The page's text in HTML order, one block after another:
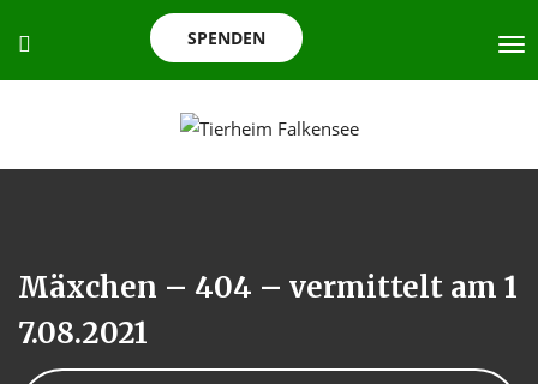
SPENDEN
Mäxchen – 404 – vermittelt am 1
7.08.2021